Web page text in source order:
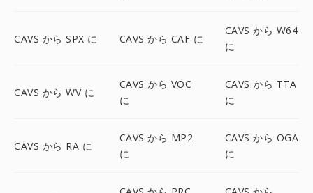
CAVS から SPX に CAVS から CAF に
CAVS から W64
に
CAVS から WV に
CAVS から VOC
に
CAVS から TTA
に
CAVS から RA に
CAVS から MP2
に
CAVS から OGA
に